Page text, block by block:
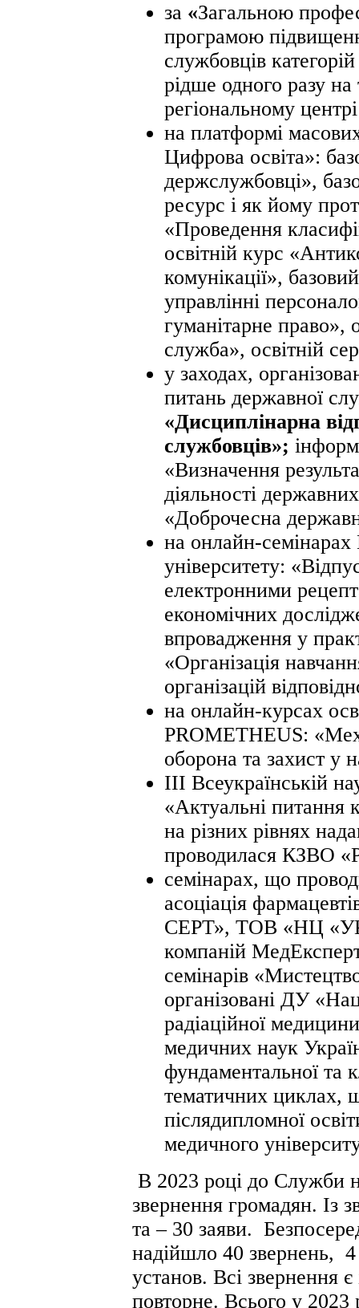
за «Загальною
програмою
службовців
рідше одного разу
регіональному
на платформі
Цифрова освіта»:
держслужбовці»,
ресурс і як йому
«Проведення
освітній курс
комунікації»,
управлінні
гуманітарне право»,
служба», освітній
у заходах,
питань державної
«Дисциплінарна
службовців»;
«Визначення
діяльності
«Доброчесна
на онлайн-
університету:
електронними
економічних
впровадження у
«Організація
організацій
на онлайн-курсах
PROMETHEUS:
оборона та захист у
III Всеукраїнській
«Актуальні питання
на різних рівнях
проводилася КЗВО
семінарах, що
асоціація
СЕРТ», ТОВ «НЦ
компаній
семінарів
організовані ДУ
радіаційної
медичних наук
фундаментальної та
тематичних циклах,
післядипломної
медичного
В 2023 році до Служби
звернення громадян. Із
та – 30 заяви.
надійшло 40 звернень,
установ. Всі звернення
повторне. Всього у